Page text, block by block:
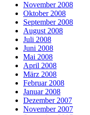
November 2008
Oktober 2008
September 2008
August 2008
Juli 2008
Juni 2008
Mai 2008
April 2008
März 2008
Februar 2008
Januar 2008
Dezember 2007
November 2007